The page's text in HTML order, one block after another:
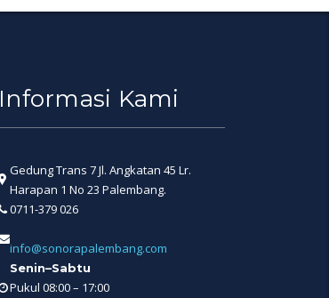
Informasi Kami
Gedung Trans 7 Jl. Angkatan 45 Lr.
Harapan 1 No 23 Palembang.
0711-379 026
info@sonorapalembang.com
Senin–Sabtu
Pukul 08:00 – 17:00